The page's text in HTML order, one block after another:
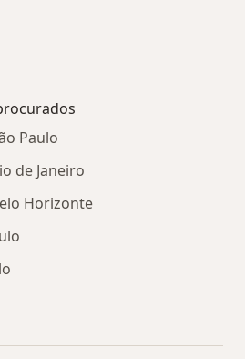
Paulo
de Janeiro
Horizonte